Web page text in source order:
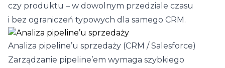
czy produktu – w dowolnym przedziale czasu
i bez ograniczeń typowych dla samego CRM.
Analiza pipeline’u sprzedaży (CRM / Salesforce)
Zarządzanie pipeline’em wymaga szybkiego